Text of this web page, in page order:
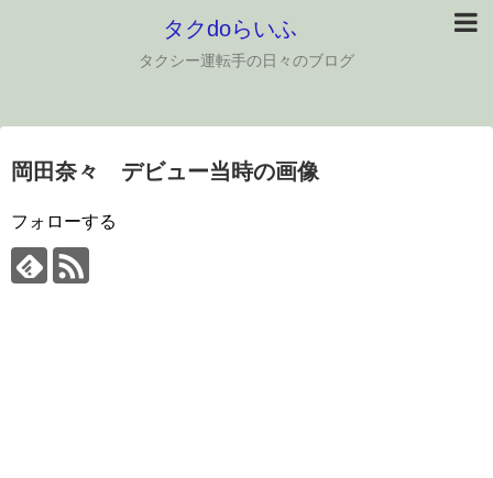
タクdoらいふ
タクシー運転手の日々のブログ
岡田奈々 デビュー当時の画像
フォローする